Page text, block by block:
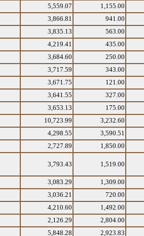
5,559.07 1,155.00
3,866.81 941.00
3,835.13 563.00
4,219.41 435.00
3,684.60 250.00
3,717.59 343.00
3,671.75 121.00
3,641.55 327.00
3,653.13 175.00
10,723.99 3,232.60
4,298.55 3,590.51
2,727.89 1,850.00
3,793.43 1,519.00
3,083.29 1,309.00
3,036.21 720.00
4,210.60 1,492.00
2,126.29 2,804.00
5,848.28 2,923.83